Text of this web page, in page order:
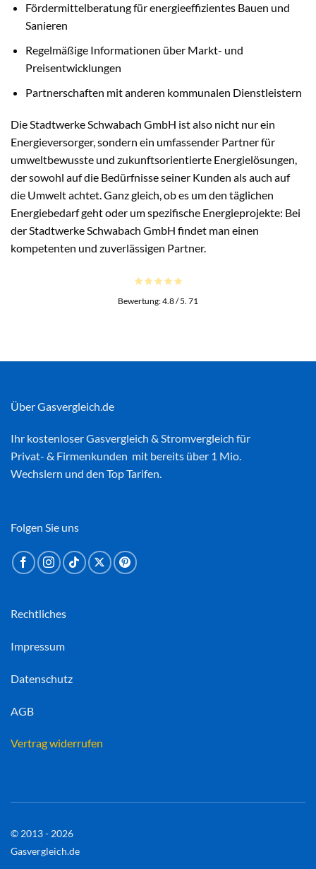
Fördermittelberatung für energieeffizientes Bauen und
Sanieren
Regelmäßige Informationen über Markt- und
Preisentwicklungen
Partnerschaften mit anderen kommunalen Dienstleistern
Die Stadtwerke Schwabach GmbH ist also nicht nur ein
Energieversorger, sondern ein umfassender Partner für
umweltbewusste und zukunftsorientierte Energielösungen,
der sowohl auf die Bedürfnisse seiner Kunden als auch auf
die Umwelt achtet. Ganz gleich, ob es um den täglichen
Energiebedarf geht oder um spezifische Energieprojekte: Bei
der Stadtwerke Schwabach GmbH findet man einen
kompetenten und zuverlässigen Partner.
Bewertung:4.8/ 5. 71
Über Gasvergleich.de
Ihr kostenloserGasvergleich & Stromvergleich für
Privat- & Firmenkunden mit bereits über 1 Mio.
Wechslern und den Top Tarifen.
Rechtliches
Impressum
Datenschutz
AGB
Vertrag widerrufen
Folgen Sie uns
© 2013 - 2026
Gasvergleich.de